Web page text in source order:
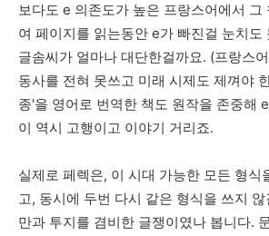
보다도 e 의존도가 높은 프랑스어에서 그
여 페이지를 읽는동안 e가 빠진걸 눈치도
글솜씨가 얼마나 대단한걸까요. (프랑스
동사를 전혀 못쓰고 미래 시제도 제껴야
종'을 영어로 번역한 책도 원작을 존중해 e
이 역시 고행이고 이야기 거리죠.
실제로 페렉은, 이 시대 가능한 모든 형식
고, 동시에 두번 다시 같은 형식을 쓰지 않
만과 투지를 겸비한 글쟁이였나 봅니다.